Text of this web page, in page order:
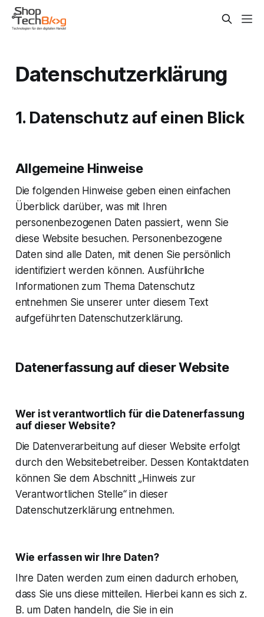
Datenschutzerklärung
1. Datenschutz auf einen Blick
Allgemeine Hinweise
Die folgenden Hinweise geben einen einfachen
Überblick darüber, was mit Ihren
personenbezogenen Daten passiert, wenn Sie
diese Website besuchen. Personenbezogene
Daten sind alle Daten, mit denen Sie persönlich
identifiziert werden können. Ausführliche
Informationen zum Thema Datenschutz
entnehmen Sie unserer unter diesem Text
aufgeführten Datenschutzerklärung.
Datenerfassung auf dieser Website
Wer ist verantwortlich für die Datenerfassung
auf dieser Website?
Die Datenverarbeitung auf dieser Website erfolgt
durch den Websitebetreiber. Dessen Kontaktdaten
können Sie dem Abschnitt „Hinweis zur
Verantwortlichen Stelle“ in dieser
Datenschutzerklärung entnehmen.
Wie erfassen wir Ihre Daten?
Ihre Daten werden zum einen dadurch erhoben,
dass Sie uns diese mitteilen. Hierbei kann es sich z.
B. um Daten handeln, die Sie in ein